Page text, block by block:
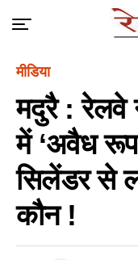
मीडिया
मदुरै : रेलवे
में ‘अवैध
सिलेंडर से
कौन !